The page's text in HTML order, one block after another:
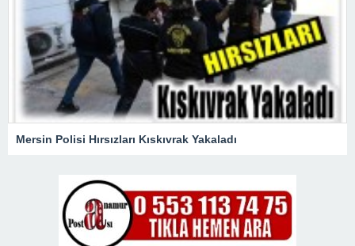
Mersin Polisi Hırsızları Kıskıvrak Yakaladı